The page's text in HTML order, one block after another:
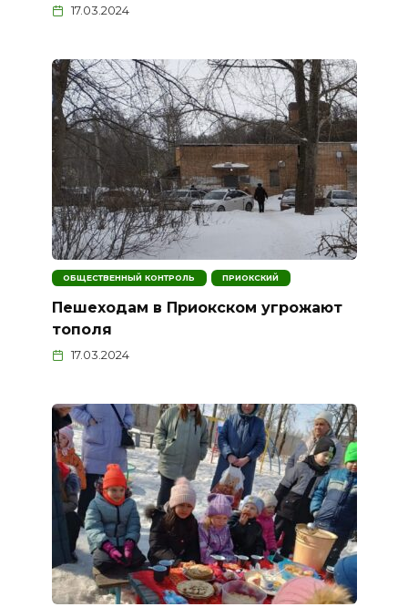
17.03.2024
ОБЩЕСТВЕННЫЙ КОНТРОЛЬ ПРИОКСКИЙ
Пешеходам в Приокском угрожают
тополя
17.03.2024